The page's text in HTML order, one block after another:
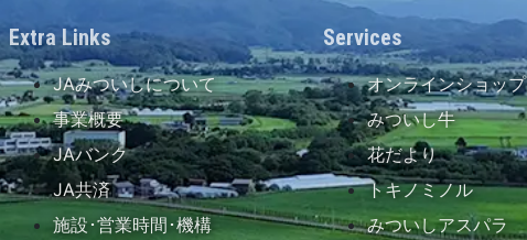
Extra Links
JAみついしについて
事業概要
JAバンク
JA共済
施設･営業時間･機構
Services
オンラインショップ
みついし牛
花だより
トキノミノル
みついしアスパラ